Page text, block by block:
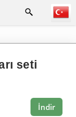
seti
İndir